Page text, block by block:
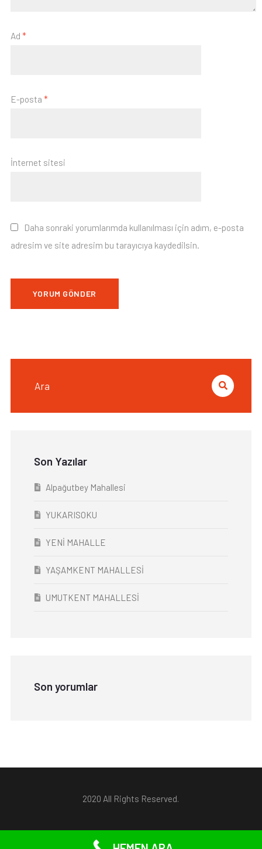
Ad *
E-posta *
İnternet sitesi
Daha sonraki yorumlarımda kullanılması için adım, e-posta
adresim ve site adresim bu tarayıcıya kaydedilsin.
Son Yazılar
Alpağutbey Mahallesi
YUKARISOKU
YENİ MAHALLE
YAŞAMKENT MAHALLESİ
UMUTKENT MAHALLESİ
Son yorumlar
2020 All Rights Reserved.